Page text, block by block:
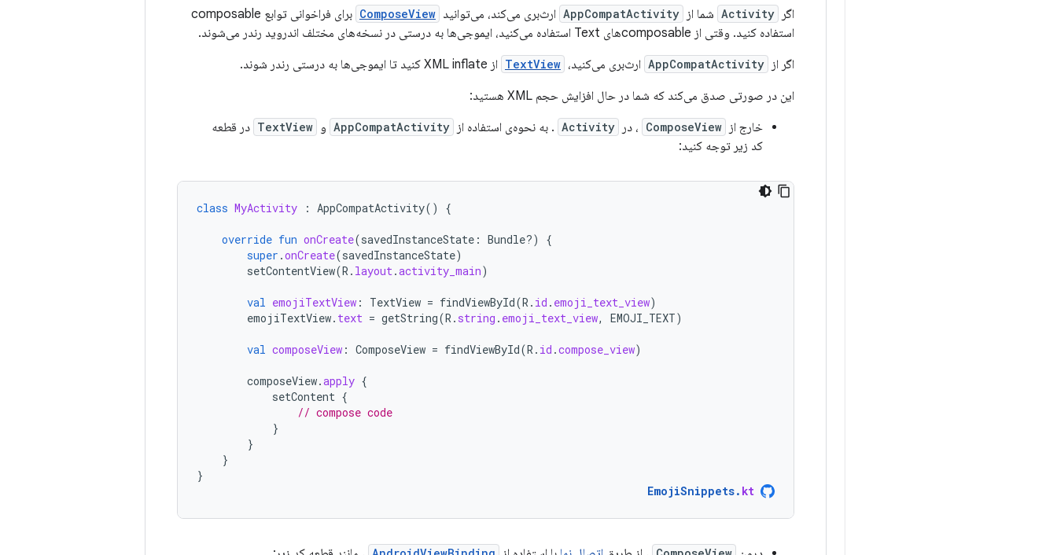
اگر Activity شما از AppCompatActivity ارث‌بری می‌کند، می‌توانید ComposeView
برای فراخوانی توابع composable
استفاده کنید. وقتی از composableهای Text استفاده می‌کنید، ایموجی‌ها به درستی در نسخه‌های مختلف اندروید رندر می‌شوند.
اگر از AppCompatActivity ارث‌بری می‌کنید، TextView از XML inflate کنید تا ایموجی‌ها به درستی رندر شوند.
این در صورتی صدق می‌کند که شما در حال افزایش حجم XML هستید:
خارج از ComposeView ، در Activity . به نحوه‌ی استفاده از AppCompatActivity و TextView در قطعه
کد زیر توجه کنید:
class MyActivity : AppCompatActivity() {
override fun onCreate(savedInstanceState : Bundle?)
{
super .onCreate(savedInstanceState)
setContentView(R . layout.activity_main)
val emojiTextView : TextView = findViewById(R . id . emoji_text_view)
emojiTextView. text = getString(R . string . emoji_text_view, EMOJI_TEXT)
val composeView : ComposeView = findViewById(R . id .compose_view)
composeView.apply {
setContent {
// compose code
}
}
}
}
EmojiSnippets. kt